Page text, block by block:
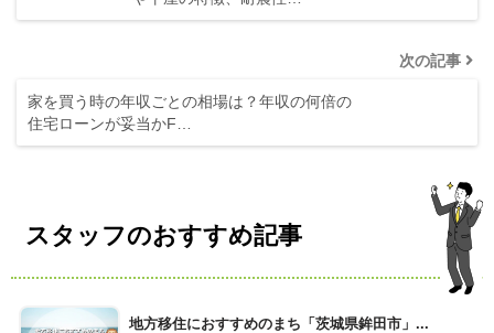
次の記事
家を買う時の年収ごとの相場は？年収の何倍の
住宅ローンが妥当かF…
スタッフのおすすめ記事
地方移住におすすめのまち「茨城県鉾田市」...